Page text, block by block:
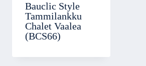
Bauclic Style
Tammilankku
Chalet Vaalea
(BCS66)